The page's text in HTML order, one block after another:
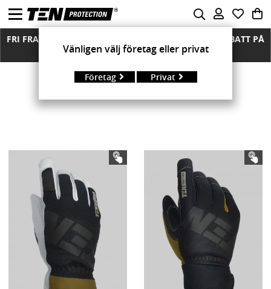
FRI FRAKT ÖVER 850 KR FRIA RETURER MÄNGDRABATT PÅ
ALLA MODELLER
Vänligen välj företag eller privat
Företag Privat